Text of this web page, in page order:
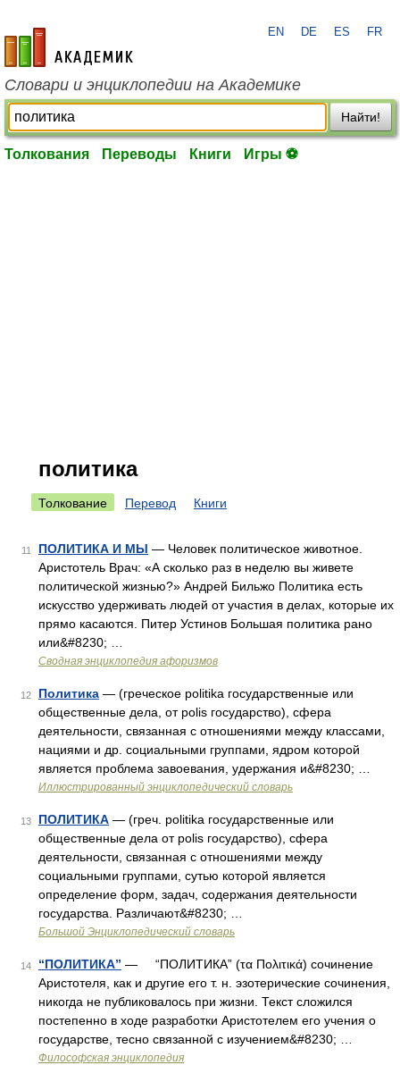
academic.ru
EN DE ES FR
Словари и энциклопедии на Академике
Найти!
Толкования Переводы Книги Игры ⚽
политика
Толкование Перевод Книги
11 ПОЛИТИКА И МЫ — Человек политическое животное.
Аристотель Врач: «А сколько раз в неделю вы живете
политической жизнью?» Андрей Бильжо Политика есть
искусство удерживать людей от участия в делах, которые их
прямо касаются. Питер Устинов Большая политика рано
или&#8230; …
Сводная энциклопедия афоризмов
12 Политика — (греческое politika государственные или
общественные дела, от polis государство), сфера
деятельности, связанная с отношениями между классами,
нациями и др. социальными группами, ядром которой
является проблема завоевания, удержания и&#8230; …
Иллюстрированный энциклопедический словарь
13 ПОЛИТИКА — (греч. politika государственные или
общественные дела от polis государство), сфера
деятельности, связанная с отношениями между
социальными группами, сутью которой является
определение форм, задач, содержания деятельности
государства. Различают&#8230; …
Большой Энциклопедический словарь
14 “ПОЛИТИКА” — “ПОЛИТИКА” (τα Πολιτικά) сочинение
Аристотеля, как и другие его т. н. эзотерические сочинения,
никогда не публиковалось при жизни. Текст сложился
постепенно в ходе разработки Аристотелем его учения о
государстве, тесно связанной с изучением&#8230; …
Философская энциклопедия